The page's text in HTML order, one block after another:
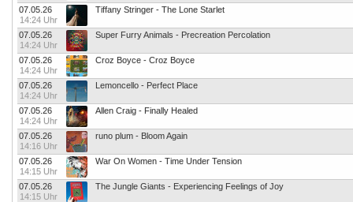
07.05.26
14:24 Uhr
Tiffany Stringer - The Lone Starlet
07.05.26
14:24 Uhr
Super Furry Animals - Precreation Percolation
07.05.26
14:24 Uhr
Croz Boyce - Croz Boyce
07.05.26
14:24 Uhr
Lemoncello - Perfect Place
07.05.26
14:24 Uhr
Allen Craig - Finally Healed
07.05.26
14:16 Uhr
runo plum - Bloom Again
07.05.26
14:15 Uhr
War On Women - Time Under Tension
07.05.26
14:15 Uhr
The Jungle Giants - Experiencing Feelings of Joy